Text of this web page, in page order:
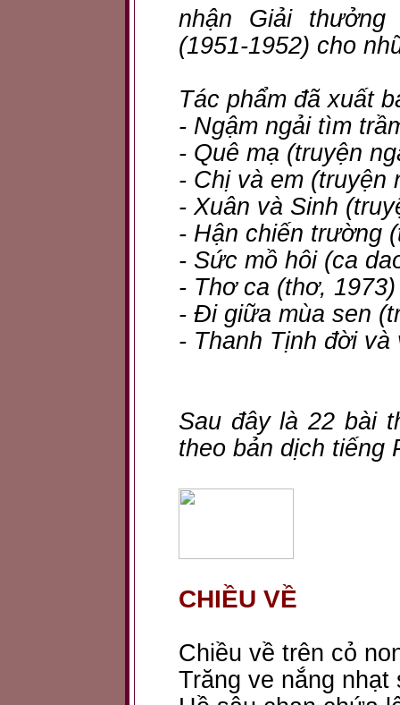
nhận Giải
(1951-1952) cho
Tác phẩm đã xuất
- Ngậm ngải tìm
- Quê mạ (truyện
- Chị và em (truyện
- Xuân và Sinh
- Hận chiến trường
- Sức mồ hôi (ca
- Thơ ca (thơ, 1973)
- Đi giữa mùa sen
- Thanh Tịnh đời và
Sau đây là 22 bài
theo bản dịch tiếng
CHIỀU VỀ
Chiều về trên cỏ
Trăng ve nắng nhạt